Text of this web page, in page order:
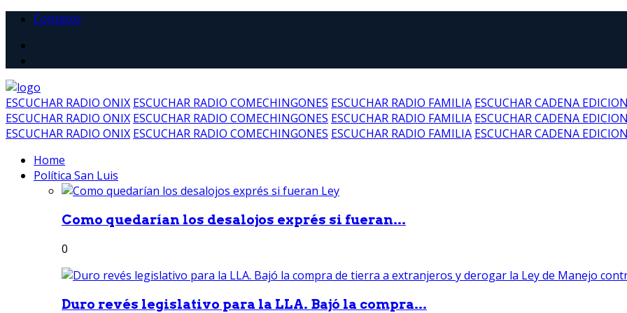
Contacto
ESCUCHAR RADIO ONIX ESCUCHAR RADIO COMECHINGONES ESCUCHAR RADIO FAMILIA ESCUCHAR CADENA EDICION
ESCUCHAR RADIO ONIX ESCUCHAR RADIO COMECHINGONES ESCUCHAR RADIO FAMILIA ESCUCHAR CADENA EDICION
ESCUCHAR RADIO ONIX ESCUCHAR RADIO COMECHINGONES ESCUCHAR RADIO FAMILIA ESCUCHAR CADENA EDICION
Home
Política San Luis
Como quedarían los desalojos exprés si fueran...
0
Duro revés legislativo para la LLA. Bajó la compra...